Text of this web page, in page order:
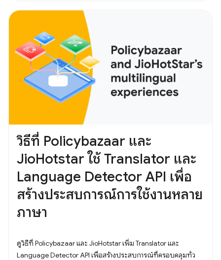
วิธีที่ Policybazaar และ
JioHotstar ใช้ Translator และ
Language Detector API เพื่อ
สร้างประสบการณ์การใช้งานหลาย
ภาษา
ดูวิธีที่ Policybazaar และ JioHotstar เพิ่ม Translator และ
Language Detector API เพื่อสร้างประสบการณ์ที่ครอบคลุมทั่ว